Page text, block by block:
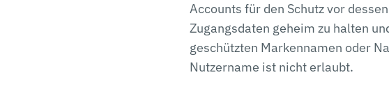
Accounts für den Schutz vor
Zugangsdaten geheim zu halten
geschützten Markennamen oder
Nutzername ist nicht erlaubt.